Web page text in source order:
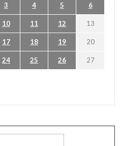
3 4 5 6
10 11 12 13
17 18 19 20
24 25 26 27